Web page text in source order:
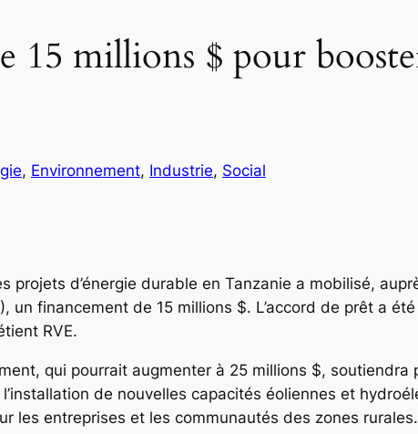
millions $ pour
, Environnement, Industrie, Social
projets d’énergie durable en Tanzanie a mobilisé,
un financement de 15 millions $. L’accord de prêt a
RVE.
qui pourrait augmenter à 25 millions $,
de nouvelles capacités éoliennes et
les entreprises et les communautés des zones rurales.